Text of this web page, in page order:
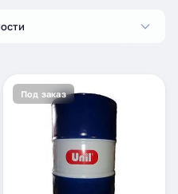
Под заказ